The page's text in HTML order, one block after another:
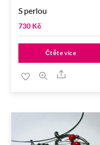
S perlou
730 Kč
Čtěte více
Share